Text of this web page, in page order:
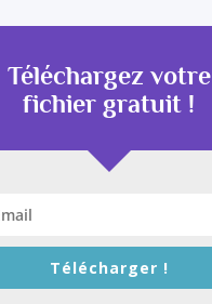
Téléchargez votre
fichier gratuit !
Télécharger !